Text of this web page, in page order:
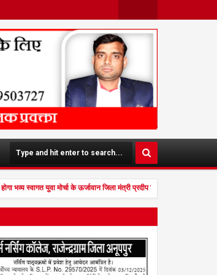
Twit
Face
Boo
K
स्वागत युवा मोर्चा के ऊर्जावान जिला मंत्री प्रदीप मिश्रा ने सभी युवाओं से